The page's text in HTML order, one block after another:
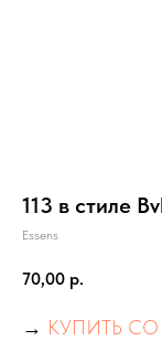
113 в стиле
Essens
70,00 р.
→ КУПИТЬ